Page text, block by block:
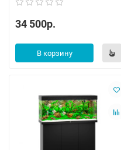
34 500р.
В корзину